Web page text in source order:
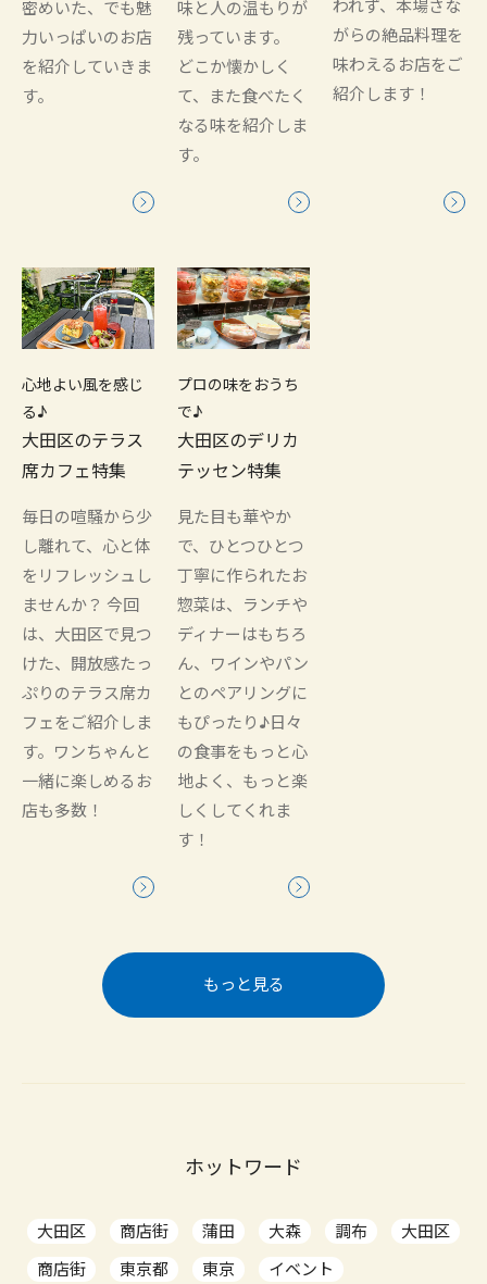
密めいた、でも魅
力いっぱいのお店
を紹介していきま
す。
味と人の温もりが
残っています。
どこか懐かしく
て、また食べたく
なる味を紹介しま
す。
われず、本場さな
がらの絶品料理を
味わえるお店をご
紹介します！
心地よい風を感じ
る♪
大田区のテラス
席カフェ特集
毎日の喧騒から少
し離れて、心と体
をリフレッシュし
ませんか？ 今回
は、大田区で見つ
けた、開放感たっ
ぷりのテラス席カ
フェをご紹介しま
す。ワンちゃんと
一緒に楽しめるお
店も多数！
プロの味をおうち
で♪
大田区のデリカ
テッセン特集
見た目も華やか
で、ひとつひとつ
丁寧に作られたお
惣菜は、ランチや
ディナーはもちろ
ん、ワインやパン
とのペアリングに
もぴったり♪日々
の食事をもっと心
地よく、もっと楽
しくしてくれま
す！
もっと見る
ホットワード
大田区 商店街 蒲田 大森 調布
大田区
商店街
東京都 東京
イベント